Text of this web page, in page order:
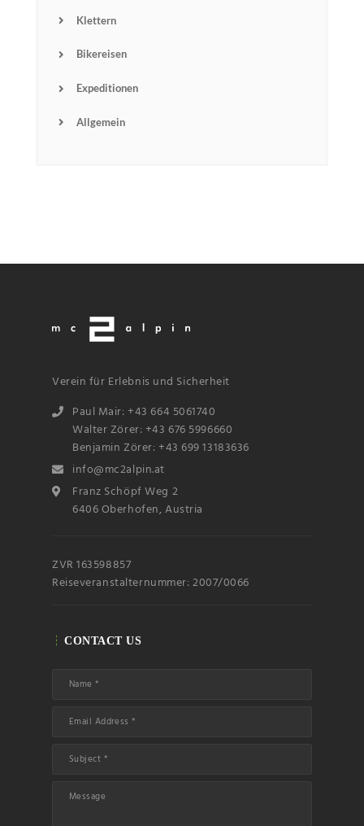
Klettern
Bikereisen
Expeditionen
Allgemein
Verein für Erlebnis und Sicherheit
Paul Mair: +43 664 5061740
Walter Zörer: +43 676 5996660
Benjamin Zörer: +43 699 13183636
info@mc2alpin.at
Franz Schöpf Weg 2
6406 Oberhofen, Austria
ZVR 163598857
Reiseveranstalternummer: 2007/0066
CONTACT US
Subscribin
g I
accept the privacy
rules of this site